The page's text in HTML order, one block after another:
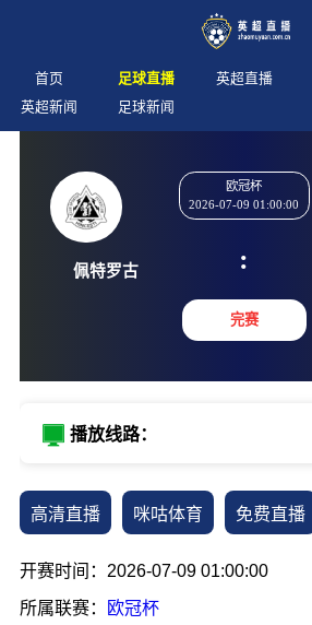
首页 足球直播 英超直播
英超新闻
足球新闻
:
播放线路：
高清直播 咪咕体育 免费直播
开赛时间：2026-07-09 01:00:00
所属联赛：
欧冠杯